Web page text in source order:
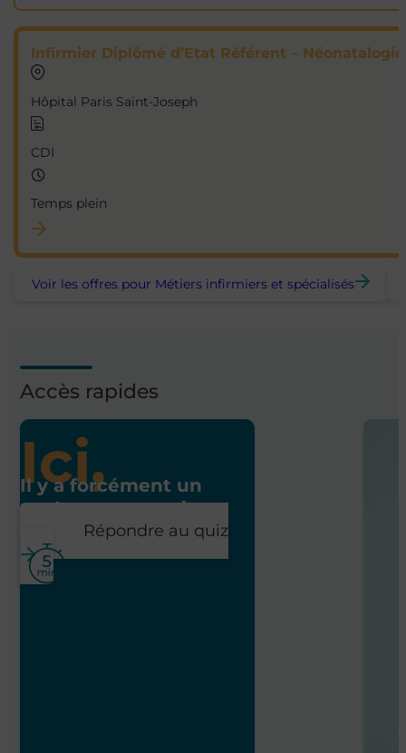
Infirmier Diplômé d’Etat Référent – Néonatalogie
Hôpital Paris Saint-Joseph
CDI
Temps plein
Voir les offres pour Métiers infirmiers et spécialisés
Accès rapides
Ici,
Il y a forcément un
poste pour vous !
Répondre au quiz